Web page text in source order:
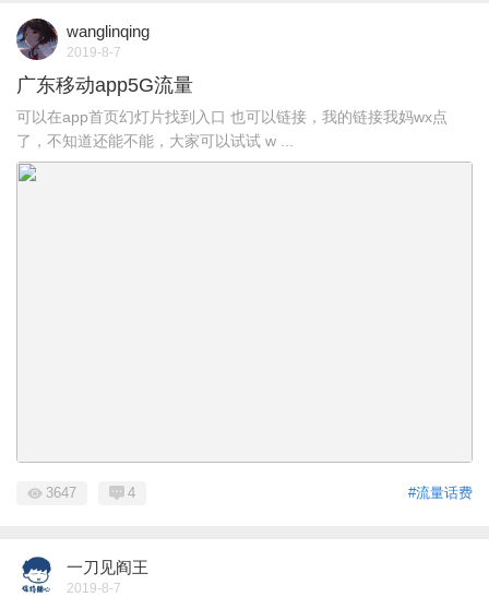
wanglinqing
2019-8-7
广东移动app5G流量
可以在app首页幻灯片找到入口 也可以链接，我的链接我妈wx点
了，不知道还能不能，大家可以试试 w ...
#流量话费
3647 4
一刀见阎王
2019-8-7